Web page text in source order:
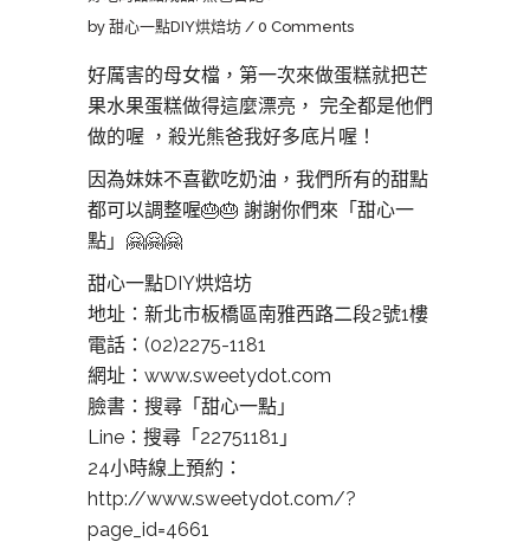
by 甜心一點DIY烘焙坊 0 Comments
好厲害的母女檔，第一次來做蛋糕就把芒
果水果蛋糕做得這麼漂亮， 完全都是他們
做的喔 ，殺光熊爸我好多底片喔！
因為妹妹不喜歡吃奶油，我們所有的甜點
都可以調整喔🎂🎂 謝謝你們來「甜心一
點」 🤗🤗🤗
甜心一點DIY烘焙坊
地址：新北市板橋區南雅西路二段2號1樓
電話：(02)2275-1181
網址：www.sweetydot.com
臉書：搜尋「甜心一點」
Line：搜尋「22751181」
24小時線上預約：
http://www.sweetydot.com/?
page_id=4661